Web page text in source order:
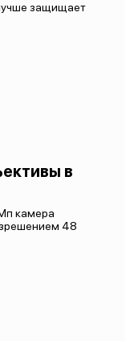
защищает
в
камера
48